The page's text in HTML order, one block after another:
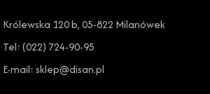
Królewska 120 b, 05-822 Milanówek
Tel: (022) 724-90-95
E-mail: sklep@disan.pl